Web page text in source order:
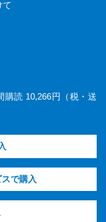
て
読 10,266円（税・送
で購入